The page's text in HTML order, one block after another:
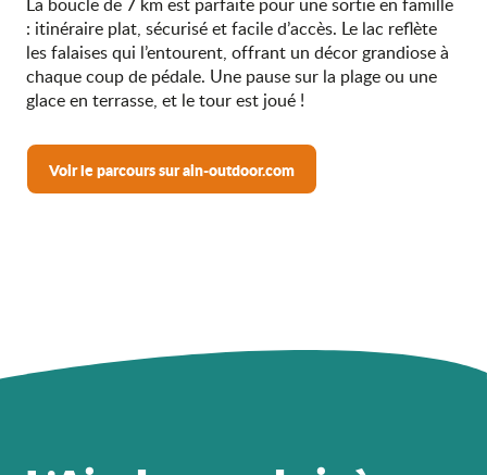
: itinéraire plat, sécurisé et facile d’accès. Le lac reflète
les falaises qui l’entourent, offrant un décor grandiose à
chaque coup de pédale. Une pause sur la plage ou une
glace en terrasse, et le tour est joué !
Voir le parcours sur ain-outdoor.com